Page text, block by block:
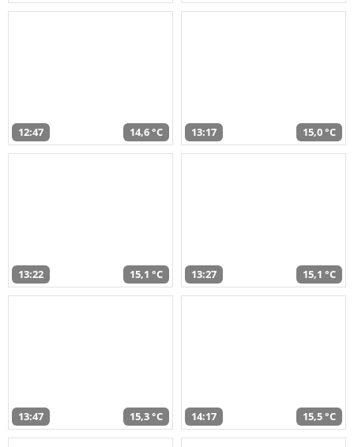
12:47 14,6 °C 13:17 15,0 °C
13:22 15,1 °C 13:27 15,1 °C
13:47 15,3 °C 14:17 15,5 °C